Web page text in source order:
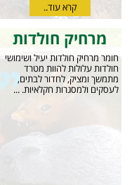
קרא עוד..
מרחיק חולדות
חומר מרחיק חולדות יעיל ושימושי
חולדות עלולות להוות מטרד
מתמשך ומציק, לחדור לבתים,
לעסקים ולמסגרות חקלאיות. ...